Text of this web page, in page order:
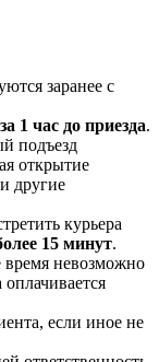
заранее с
за 1 час до приезда.
подъезд
открытие
другие
курьера
15 минут.
время невозможно
если иное не